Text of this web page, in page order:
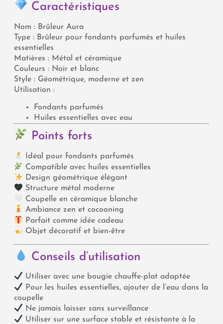
Caractéristiques
Nom : Brûleur Aura
Type : Brûleur pour fondants parfumés et huiles
essentielles
Matières : Métal et céramique
Couleurs : Noir et blanc
Style : Géométrique, moderne et zen
Utilisation :
Fondants parfumés
Huiles essentielles avec eau
Points forts
Idéal pour fondants parfumés
Compatible avec huiles essentielles
Design géométrique élégant
Structure métal moderne
Coupelle en céramique blanche
Ambiance zen et cocooning
Parfait comme idée cadeau
Objet décoratif et bien-être
Conseils d’utilisation
Utiliser avec une bougie chauffe-plat adaptée
Pour les huiles essentielles, ajouter de l’eau dans la
coupelle
Ne jamais laisser sans surveillance
Utiliser sur une surface stable et résistante à la